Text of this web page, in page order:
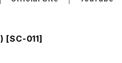
El Hob Keda (الحب كده) [SC-011]